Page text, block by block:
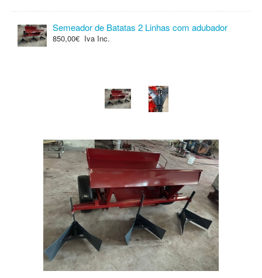
Semeador de Batatas 2 Linhas com adubador
850,00€ Iva Inc.